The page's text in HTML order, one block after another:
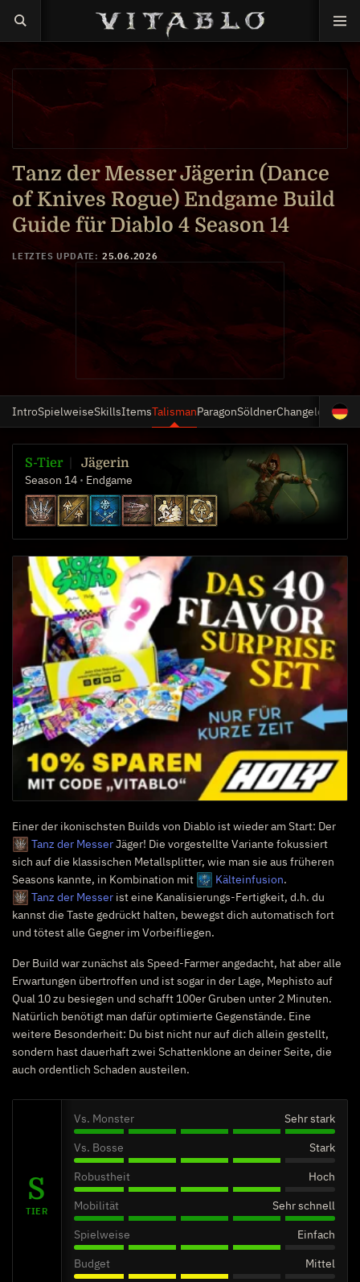
Tanz der Messer Jägerin (Dance
of Knives Rogue) Endgame Build
Guide für Diablo 4 Season 14
LETZTES UPDATE: 25.06.2026
IntroSpielweiseSkillsItemsTalismanParagonSöldnerChangelog
S-Tier
Jägerin
Season 14
Endgame
Einer der ikonischsten Builds von Diablo ist wieder am Start: Der
Tanz der MesserJäger! Die vorgestellte Variante fokussiert
sich auf die klassischen Metallsplitter, wie man sie aus früheren
Seasons kannte, in Kombination mit
Kälteinfusion.
Tanz der Messer ist eine Kanalisierungs-Fertigkeit, d.h. du
kannst die Taste gedrückt halten, bewegst dich automatisch fort
und tötest alle Gegner im Vorbeifliegen.
Der Build war zunächst als Speed-Farmer angedacht, hat aber alle
Erwartungen übertroffen und ist sogar in der Lage, Mephisto auf
Qual 10 zu besiegen und schafft 100er Gruben unter 2 Minuten.
Natürlich benötigt man dafür optimierte Gegenstände. Eine
weitere Besonderheit: Du bist nicht nur auf dich allein gestellt,
sondern hast dauerhaft zwei Schattenklone an deiner Seite, die
auch ordentlich Schaden austeilen.
TIER
Vs. Monster
Sehr stark
Vs. Bosse
Stark
Robustheit
Hoch
Mobilität
Sehr schnell
Spielweise
Einfach
Budget
Mittel